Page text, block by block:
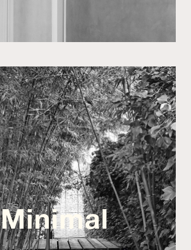
Minimal